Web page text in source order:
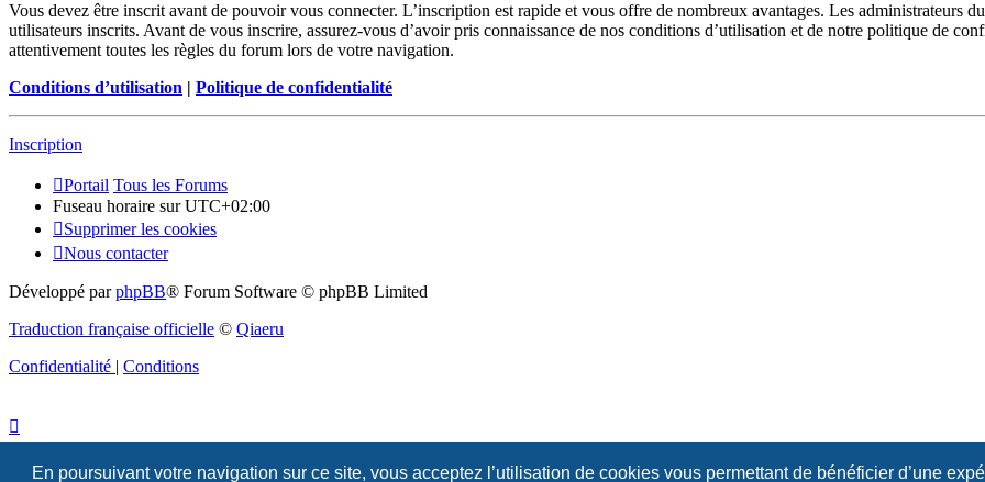
En poursuivant votre navigation sur ce site, vous acceptez l’utilisation de cookies vous permettant de bénéficier d’une
Vous devez être inscrit avant de pouvoir vous connecter. L’inscription est rapide et vous offre de nombreux avantages. Les administrateurs
utilisateurs inscrits. Avant de vous inscrire, assurez-vous d’avoir pris connaissance de nos conditions d’utilisation et de notre politique de
attentivement toutes les règles du forum lors de votre navigation.
Conditions d’utilisation | Politique de confidentialité
Inscription
Portail Tous les Forums
Fuseau horaire surUTC+02:00
Supprimer les cookies
Nous contacter
Développé parphpBB® Forum Software © phpBB Limited
Traduction française officielle © Qiaeru
Confidentialité | Conditions